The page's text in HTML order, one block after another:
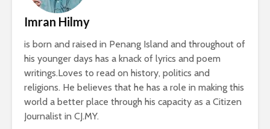
Imran Hilmy
is born and raised in Penang Island and throughout of
his younger days has a knack of lyrics and poem
writings.Loves to read on history, politics and
religions. He believes that he has a role in making this
world a better place through his capacity as a Citizen
Journalist in CJ.MY.